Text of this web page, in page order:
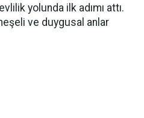
yolunda ilk adımı attı.
ve duygusal anlar